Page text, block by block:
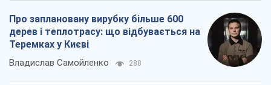
Про заплановану вирубку більше 600
дерев і теплотрасу: що відбувається на
Теремках у Києві
Владислав Самойленко 288